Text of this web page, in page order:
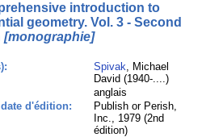
introduction to
geometry. Vol. 3 - Second
[monographie]
Spivak, Michael
David (1940-....)
anglais
d'édition:
Publish or Perish,
Inc., 1979 (2nd
édition)